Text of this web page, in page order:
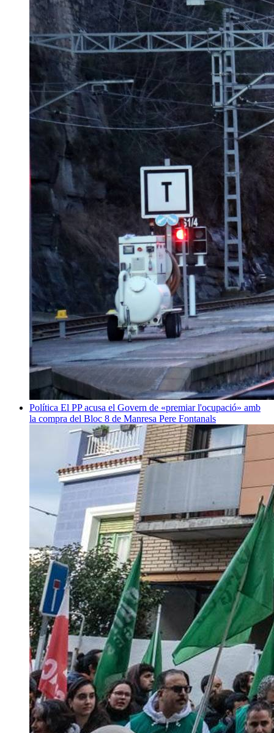
Política El PP acusa el Govern de «premiar l'ocupació» amb
la compra del Bloc 8 de Manresa Pere Fontanals